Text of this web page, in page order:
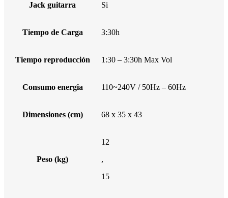
Jack guitarra Si
Tiempo de Carga 3:30h
Tiempo reproducción 1:30 – 3:30h Max Vol
Consumo energia 110~240V / 50Hz – 60Hz
Dimensiones (cm) 68 x 35 x 43
Peso (kg)
12
,
15